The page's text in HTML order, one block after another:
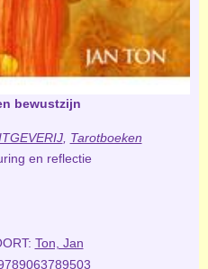
bewustzijn
, Tarotboeken
en reflectie
Ton, Jan